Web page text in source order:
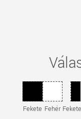
Fekete Fehér